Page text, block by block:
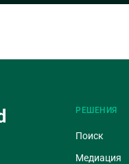
РЕШЕНИЯ
Поиск
Медиация